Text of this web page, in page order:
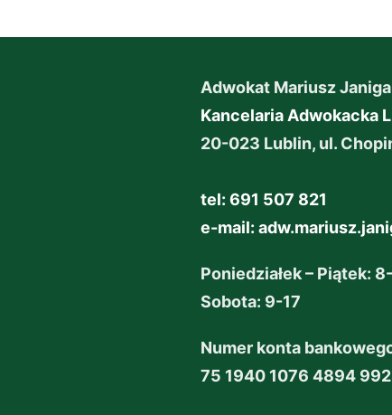
Adwokat Mariusz Janiga
Kancelaria Adwokacka
20-023 Lublin, ul.
tel: 691 507 821
e-mail:
Poniedziałek – Piątek:
Sobota: 9-17
Numer konta
75 1940 1076 4894